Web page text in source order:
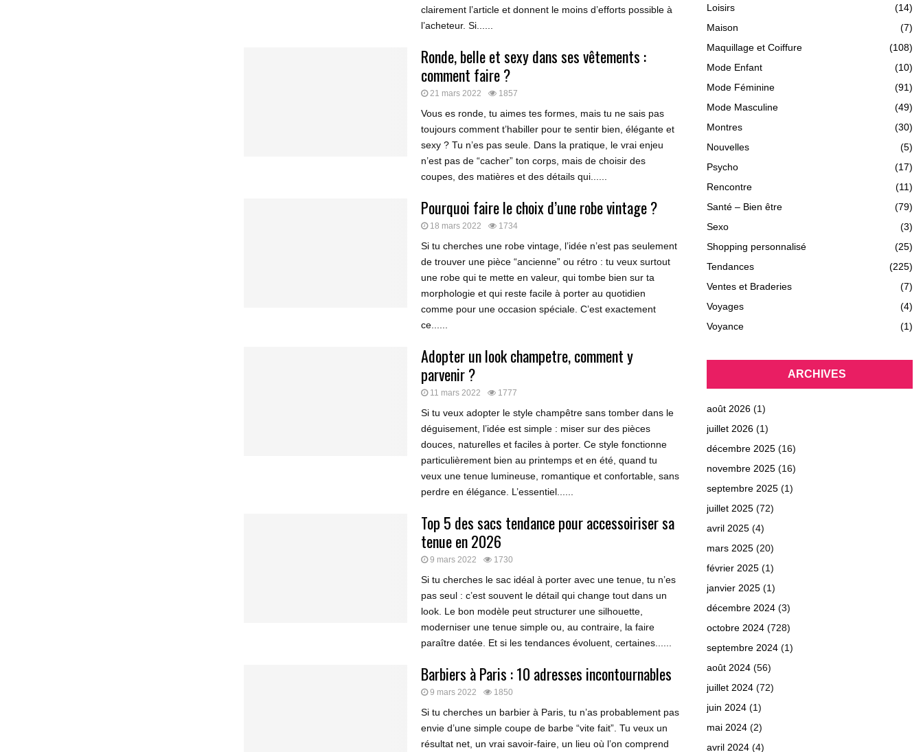
clairement l’article et donnent le moins d’efforts possible à
l’acheteur. Si......
Ronde, belle et sexy dans ses vêtements :
comment faire ?
21 mars 2022 1857
Vous es ronde, tu aimes tes formes, mais tu ne sais pas
toujours comment t’habiller pour te sentir bien, élégante et
sexy ? Tu n’es pas seule. Dans la pratique, le vrai enjeu
n’est pas de “cacher” ton corps, mais de choisir des
coupes, des matières et des détails qui......
Pourquoi faire le choix d’une robe vintage ?
18 mars 2022 1734
Si tu cherches une robe vintage, l’idée n’est pas seulement
de trouver une pièce “ancienne” ou rétro : tu veux surtout
une robe qui te mette en valeur, qui tombe bien sur ta
morphologie et qui reste facile à porter au quotidien
comme pour une occasion spéciale. C’est exactement
ce......
Adopter un look champetre, comment y
parvenir ?
11 mars 2022 1777
Si tu veux adopter le style champêtre sans tomber dans le
déguisement, l’idée est simple : miser sur des pièces
douces, naturelles et faciles à porter. Ce style fonctionne
particulièrement bien au printemps et en été, quand tu
veux une tenue lumineuse, romantique et confortable, sans
perdre en élégance. L’essentiel......
Top 5 des sacs tendance pour accessoiriser sa
tenue en 2026
9 mars 2022 1730
Si tu cherches le sac idéal à porter avec une tenue, tu n’es
pas seul : c’est souvent le détail qui change tout dans un
look. Le bon modèle peut structurer une silhouette,
moderniser une tenue simple ou, au contraire, la faire
paraître datée. Et si les tendances évoluent, certaines......
Barbiers à Paris : 10 adresses incontournables
9 mars 2022 1850
Si tu cherches un barbier à Paris, tu n’as probablement pas
envie d’une simple coupe de barbe “vite fait”. Tu veux un
résultat net, un vrai savoir-faire, un lieu où l’on comprend
Loisirs
(14)
Maison
(7)
Maquillage et Coiffure
(108)
Mode Enfant
(10)
Mode Féminine
(91)
Mode Masculine
(49)
Montres
(30)
Nouvelles
(5)
Psycho
(17)
Rencontre
(11)
Santé – Bien être
(79)
Sexo
(3)
Shopping personnalisé
(25)
Tendances
(225)
Ventes et Braderies
(7)
Voyages
(4)
Voyance
(1)
ARCHIVES
août 2026 (1)
juillet 2026 (1)
décembre 2025 (16)
novembre 2025 (16)
septembre 2025 (1)
juillet 2025 (72)
avril 2025 (4)
mars 2025 (20)
février 2025 (1)
janvier 2025 (1)
décembre 2024 (3)
octobre 2024 (728)
septembre 2024 (1)
août 2024 (56)
juillet 2024 (72)
juin 2024 (1)
mai 2024 (2)
avril 2024 (4)